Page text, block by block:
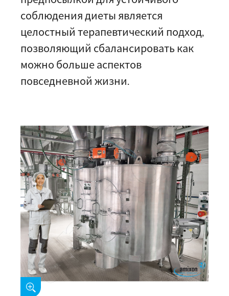
соблюдения диеты является
целостный терапевтический подход,
позволяющий сбалансировать как
можно больше аспектов
повседневной жизни.